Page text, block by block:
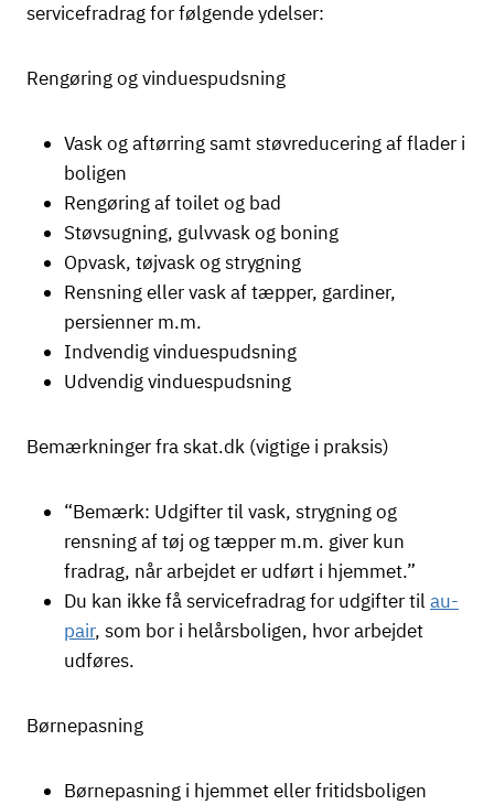
servicefradrag for følgende ydelser:
Rengøring og vinduespudsning
Vask og aftørring samt støvreducering af flader i
boligen
Rengøring af toilet og bad
Støvsugning, gulvvask og boning
Opvask, tøjvask og strygning
Rensning eller vask af tæpper, gardiner,
persienner m.m.
Indvendig vinduespudsning
Udvendig vinduespudsning
Bemærkninger fra skat.dk (vigtige i praksis)
“Bemærk: Udgifter til vask, strygning og
rensning af tøj og tæpper m.m. giver kun
fradrag, når arbejdet er udført i hjemmet.”
Du kan ikke få servicefradrag for udgifter tilau-
pair, som bor i helårsboligen, hvor arbejdet
udføres.
Børnepasning
Børnepasning i hjemmet eller fritidsboligen